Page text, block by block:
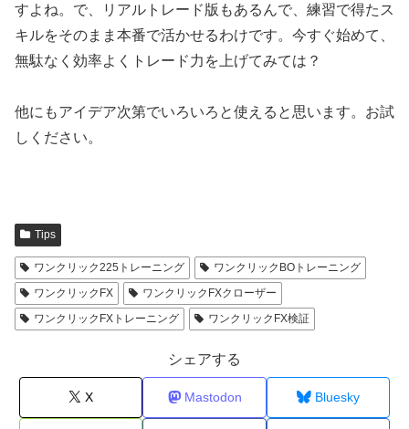
すよね。で、リアルトレード版もあるんで、練習で得たス
キルをそのまま本番で活かせるわけです。今すぐ始めて、
無駄なく効率よくトレード力を上げてみては？
他にもアイデア次第でいろいろと使えると思います。お試
しください。
Tips
ワンクリック225トレーニング
ワンクリックBOトレーニング
ワンクリックFX
ワンクリックFXクローザー
ワンクリックFXトレーニング
ワンクリックFX検証
シェアする
X Mastodon Bluesky